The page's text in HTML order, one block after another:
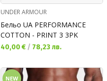
UNDER ARMOUR
Бельо UA PERFORMANCE
COTTON - PRINT 3 3PK
Текуща цена:
40,00 € / 78,23 лв.
NEW